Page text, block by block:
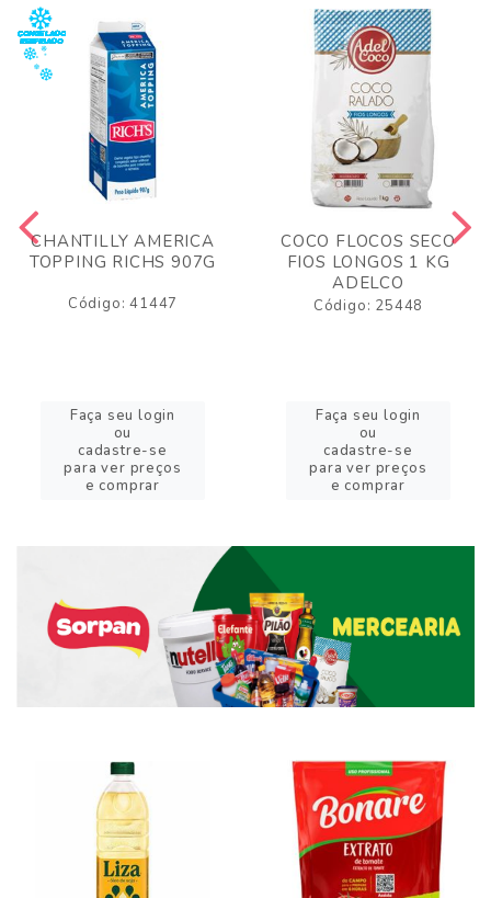
CHANTILLY AMERICA
TOPPING RICHS 907G
Código: 41447
Faça seu login
ou
cadastre-se
para ver preços
e comprar
COCO FLOCOS SECO
FIOS LONGOS 1 KG
ADELCO
Código: 25448
Faça seu login
ou
cadastre-se
para ver preços
e comprar